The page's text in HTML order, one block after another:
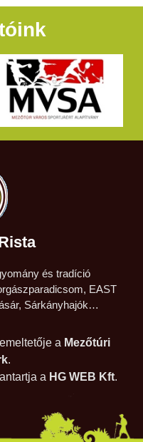
és tradíció
EAST
Sárkányhajók…
a Mezőtúri
.
a HG WEB Kft.